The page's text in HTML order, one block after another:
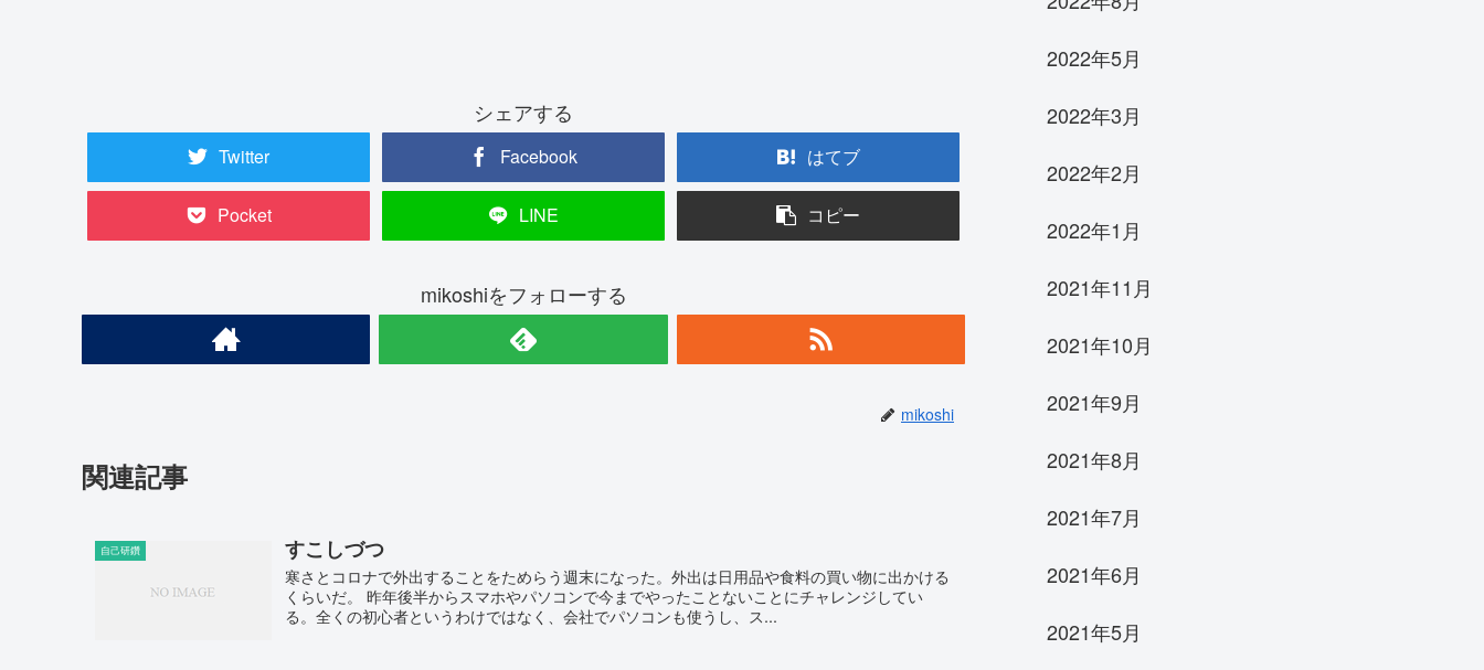
シェアする
Twitter Facebook はてブ
Pocket LINE コピー
mikoshiをフォローする
mikoshi
関連記事
自己研鑽 すこしづつ
寒さとコロナで外出することをためらう週末になった。外出は日用品や食料の買い物に出かける
くらいだ。 昨年後半からスマホやパソコンで今までやったことないことにチャレンジしてい
る。全くの初心者というわけではなく、会社でパソコンも使うし、ス...
2022年5月
2022年3月
2022年2月
2022年1月
2021年11月
2021年10月
2021年9月
2021年8月
2021年7月
2021年6月
2021年5月